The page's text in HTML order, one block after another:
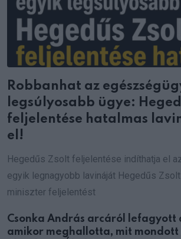
Robbanhat az
legsúlyosabb ügye:
feljelentése hatalmas
el!
Hegedűs Zsolt feljelentése indíthatja el
egyik legnagyobb lavináját Hegedűs
miniszter feljelentést
Csonka András arcáról lefagyott
amikor meghallotta, mit